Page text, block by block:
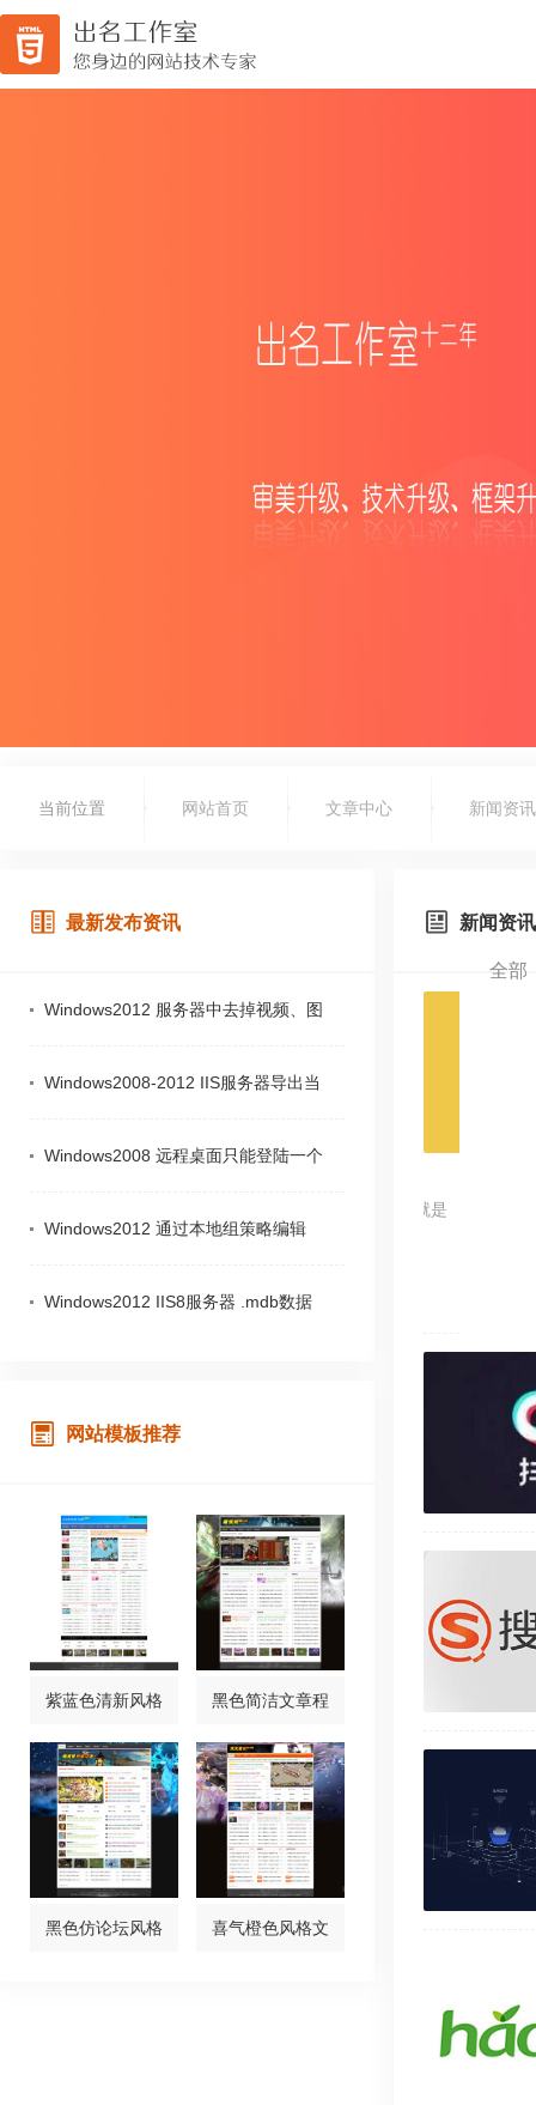
当前位置 网站首页 文章中心 新闻资讯
最新发布资讯
Windows2012 服务器中去掉视频、图
Windows2008-2012 IIS服务器导出当
Windows2008 远程桌面只能登陆一个
Windows2012 通过本地组策略编辑
Windows2012 IIS8服务器 .mdb数据
网站模板推荐
紫蓝色清新风格 黑色简洁文章程
黑色仿论坛风格 喜气橙色风格文
新闻资讯
全部
期将下线匹配网站 Logo & Favicon 的业务，简单来讲就是
标志。以下是平台发布的公告正文：…